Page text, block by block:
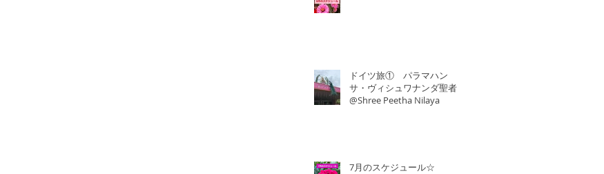
ドイツ旅① パラマハン
サ・ヴィシュワナンダ聖者
@Shree Peetha Nilaya
7月のスケジュール☆